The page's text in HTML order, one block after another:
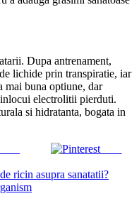
Dupa antrenament,
lichide prin transpiratie, iar
mai buna optiune, dar
electrolitii pierduti.
si hidratanta, bogata in
Save
ricin asupra sanatatii?